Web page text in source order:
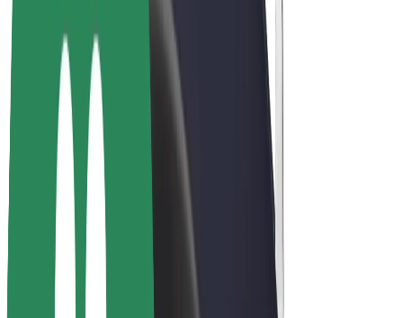
Bolt Plus
Colabora con Bolt
Conductores
Ingresos de conductor/a
Repartidores
Ingresos de repartidor
Flotas